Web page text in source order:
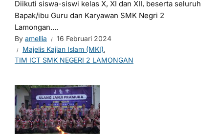
Diikuti siswa-siswi kelas X, XI dan XII, beserta seluruh
Bapak/ibu Guru dan Karyawan SMK Negri 2
Lamongan....
By amellia
16 Februari 2024
Majelis Kajian Islam (MKI),
TIM ICT SMK NEGERI 2 LAMONGAN